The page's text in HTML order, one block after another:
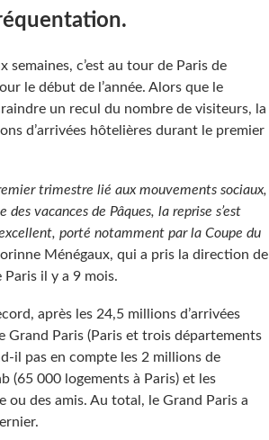
semaines, c’est au tour de Paris de
le début de l’année. Alors que le
un recul du nombre de visiteurs, la
d’arrivées hôtelières durant le premier
trimestre lié aux mouvements sociaux,
vacances de Pâques, la reprise s’est
porté notamment par la Coupe du
Ménégaux, qui a pris la direction de
Paris il y a 9 mois.
après les 24,5 millions d’arrivées
Grand Paris (Paris et trois départements
il pas en compte les 2 millions de
(65 000 logements à Paris) et les
des amis. Au total, le Grand Paris a